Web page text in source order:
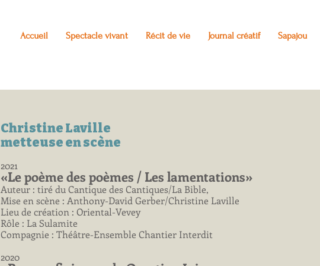
Accueil Spectacle vivant Récit de vie Journal créatif Sapajou
Christine Laville
metteuse en scène
2021
«Le poème des poèmes / Les lamentations»
Auteur : tiré du Cantique des Cantiques/La Bible,
Mise en scène : Anthony-David Gerber/Christine Laville
Lieu de création : Oriental-Vevey
Rôle : La Sulamite
Compagnie : Théâtre-Ensemble Chantier Interdit
2020